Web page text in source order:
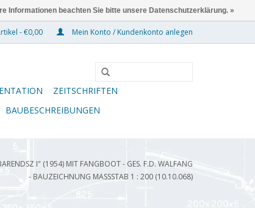
- €0,00 Mein Konto / Kundenkonto anlegen
ZEITSCHRIFTEN
BAUBESCHREIBUNGEN
I" (1954) MIT FANGBOOT - GES. F.D. WALFANG
- BAUZEICHNUNG MASSSTAB 1 : 200 (10.10.068)
Informationen beachten Sie bitte unsere Datenschutzerklärung. »